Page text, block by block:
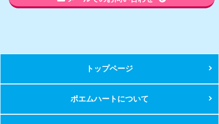
トップページ
ポエムハートについて